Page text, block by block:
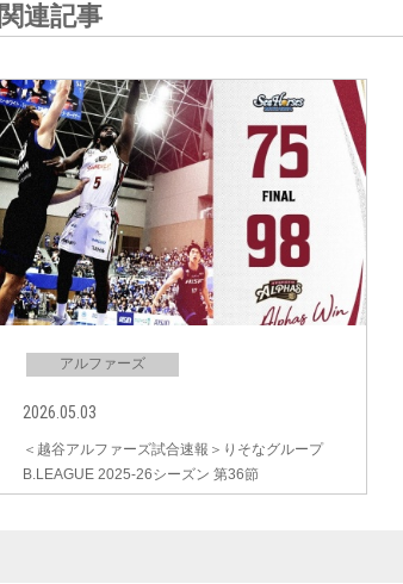
関連記事
アルファーズ
2026.05.03
＜越谷アルファーズ試合速報＞りそなグループ
B.LEAGUE 2025-26シーズン 第36節